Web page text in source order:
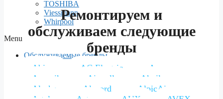
TOSHIBA
Viessmann
Whirpool
Menu
Обслуживаемые бренды
Artel
DeLongi
Ремонтируем и
обслуживаем следующие
бренды
Abion AC Electric
Aero
Aeronik
Airwell
Akvilon
Alaska
Alecord
AlpicAir